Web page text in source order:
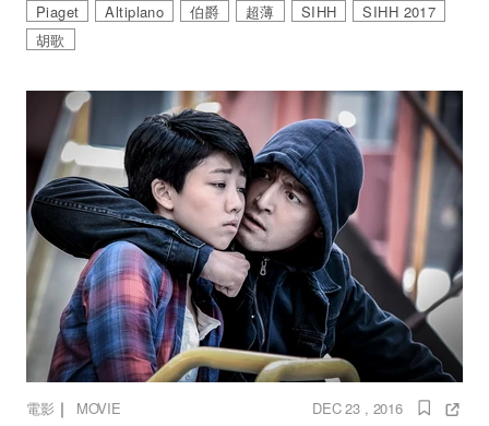
Piaget Altiplano 伯爵 超薄 SIHH
SIHH 2017
胡歌
電影 ｜ MOVIE DEC 23 , 2016